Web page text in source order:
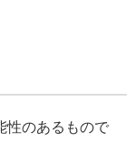
性のあるもので